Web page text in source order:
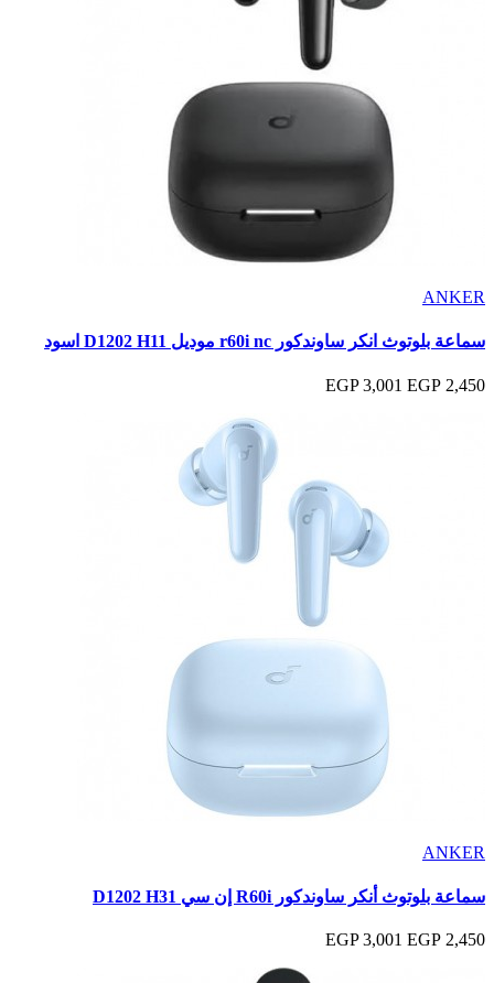
ANKER
سماعة بلوتوث انكر ساوندكور r60i nc موديل D1202 H11 اسود
2,450 EGP
3,001 EGP
ANKER
سماعة بلوتوث أنكر ساوندكور R60i إن سي D1202 H31
2,450 EGP
3,001 EGP